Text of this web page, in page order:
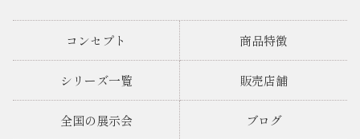
コンセプト 商品特徴
シリーズ一覧 販売店舗
全国の展示会 ブログ